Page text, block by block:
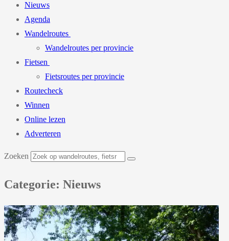
Nieuws
Agenda
Wandelroutes
Wandelroutes per provincie
Fietsen
Fietsroutes per provincie
Routecheck
Winnen
Online lezen
Adverteren
Zoeken
Categorie: Nieuws